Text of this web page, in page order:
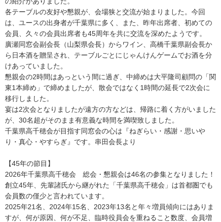
各テーブルの友好や懇親が、会場狭と交流が始まりました。今回
は、ユースの出身者が千葉県に多く、また、昨年出席者、初めての
会員、久々の会員出席者も45周年を共に交流を深めたようです。
廣瀬同窓会副会長（山梨県会長）からワイン、高橋千葉県副会長か
ら日本酒を贈呈され、テーブルごとにじゃんけんゲームでお酒を分
けあっていました。
懇親会の2時間はあっという間に過ぎ、中締めは大平隆司顧問の「関
東1本締め」で締めましたが、散会ではなく1時間の延長で2次会に
移行しました。
宴は2次会となりましたが遠方の方などは、帰路に着く方がいました
が、30名超がそのまま有意義な時間を満喫致しました。
千葉県高千穂会が目指す同窓会の心は『ねぎらい・感謝・思いや
り・真心・やすらぎ』です。串田会長より
【45年の節目】
2026年千葉県高千穂会 総会・懇親会は46名の参集となりました！
創立45年、先輩諸氏から継がれた「千葉県高千穂会」は首都圏でも
会員数の僅少と言われています。
2025年21名、2024年15名、2023年13名と年々増員傾向にはありま
すが、何が原因、何が不足、臨時役員会を重ねること数度、会員増